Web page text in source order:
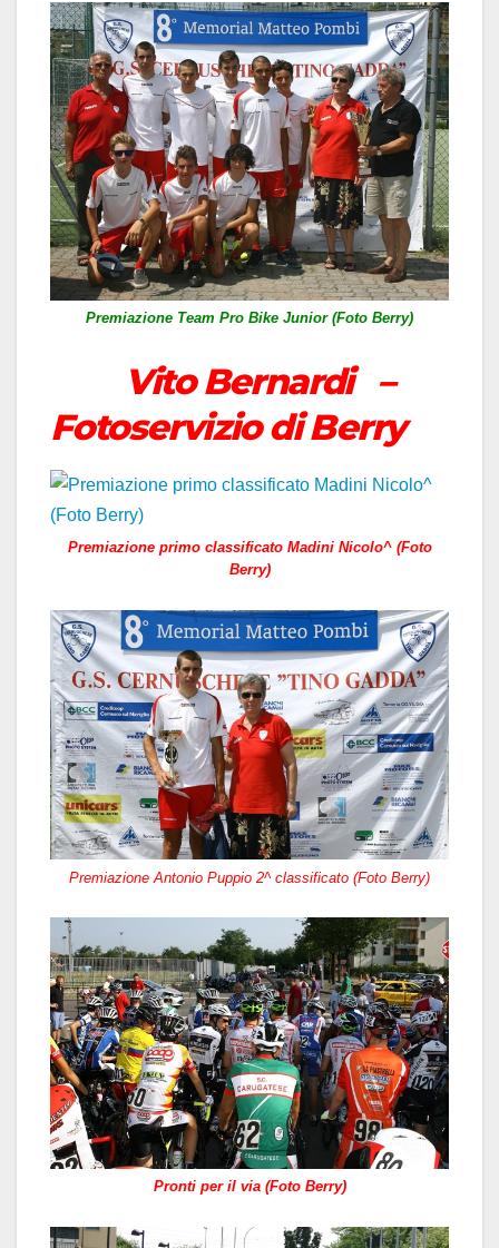
Premiazione Team Pro Bike Junior (Foto Berry)
Vito Bernardi –
Fotoservizio di Berry
Premiazione primo classificato Madini Nicolo^ (Foto
Berry)
Premiazione Antonio Puppio 2^ classificato (Foto Berry)
Pronti per il via (Foto Berry)